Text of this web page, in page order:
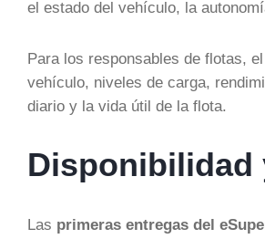
el estado del vehículo, la
Para los responsables de flotas, el
vehículo, niveles de carga,
diario y la vida útil de la flota.
Las primeras entregas del